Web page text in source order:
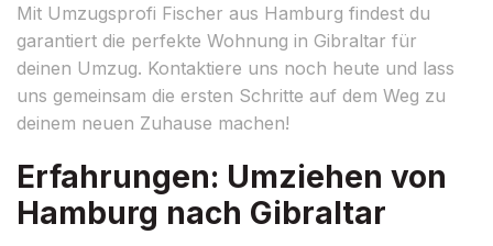
Mit Umzugsprofi Fischer aus Hamburg findest du
garantiert die perfekte Wohnung in Gibraltar für
deinen Umzug. Kontaktiere uns noch heute und lass
uns gemeinsam die ersten Schritte auf dem Weg zu
deinem neuen Zuhause machen!
Erfahrungen: Umziehen von
Hamburg nach Gibraltar